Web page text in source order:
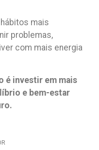
mais
problemas,
com mais energia
é investir em mais
e bem-estar